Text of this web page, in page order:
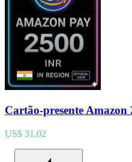
Cartão-presente Amazon
US$ 31,02